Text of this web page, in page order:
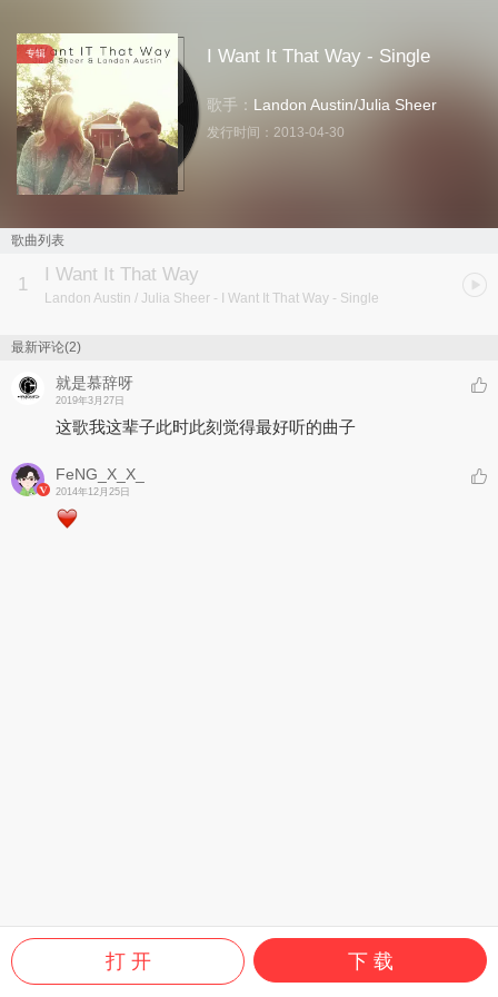
专辑 I Want It That Way - Single
歌手： Landon Austin/Julia Sheer
发行时间： 2013-04-30
歌曲列表
1 I Want It That Way
Landon Austin / Julia Sheer - I Want It That Way - Single
最新评论(2)
就是慕辞呀
2019年3月27日
这歌我这辈子此时此刻觉得最好听的曲子
FeNG_X_X_
2014年12月25日
打 开 下 载